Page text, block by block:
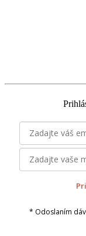
* Odoslaním